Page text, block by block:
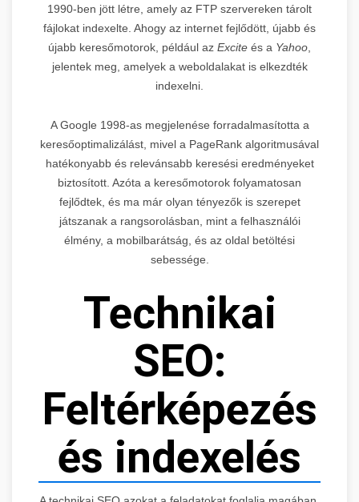
1990-ben jött létre, amely az FTP szervereken tárolt
fájlokat indexelte. Ahogy az internet fejlődött, újabb és
újabb keresőmotorok, például az Excite és a Yahoo,
jelentek meg, amelyek a weboldalakat is elkezdték
indexelni.
A Google 1998-as megjelenése forradalmasította a
keresőoptimalizálást, mivel a PageRank algoritmusával
hatékonyabb és relevánsabb keresési eredményeket
biztosított. Azóta a keresőmotorok folyamatosan
fejlődtek, és ma már olyan tényezők is szerepet
játszanak a rangsorolásban, mint a felhasználói
élmény, a mobilbarátság, és az oldal betöltési
sebessége.
Technikai
SEO:
Feltérképezés
és indexelés